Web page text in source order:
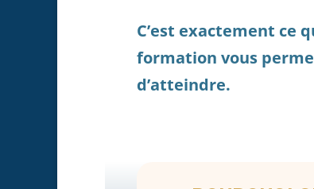
C’est exactement ce
formation vous
d’atteindre.